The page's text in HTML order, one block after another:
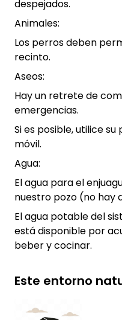
despejados.
Animales:
Los perros deben
recinto.
Aseos:
Hay un retrete de
emergencias.
Si es posible, utilice
móvil.
Agua:
El agua para el
nuestro pozo (no hay
El agua potable del
está disponible por
beber y cocinar.
Este entorno